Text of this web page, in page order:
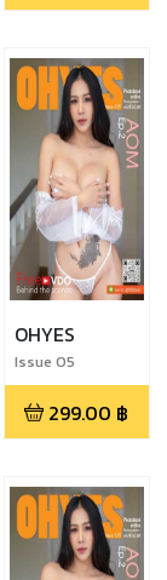
OHYES
Issue 05
299.00 ฿